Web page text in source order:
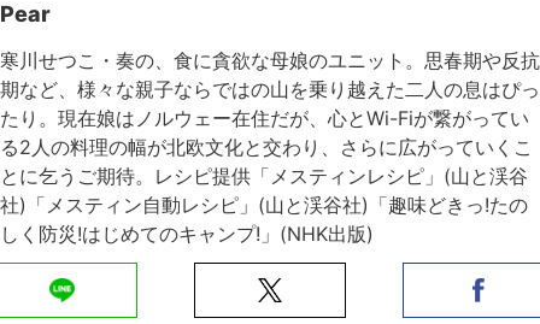
Pear
寒川せつこ・奏の、食に貪欲な母娘のユニット。思春期や反抗
期など、様々な親子ならではの山を乗り越えた二人の息はぴっ
たり。現在娘はノルウェー在住だが、心とWi-Fiが繋がってい
る2人の料理の幅が北欧文化と交わり、さらに広がっていくこ
とに乞うご期待。レシピ提供「メスティンレシピ」(山と渓谷
社)「メスティン自動レシピ」(山と渓谷社)「趣味どきっ!たの
しく防災!はじめてのキャンプ!」(NHK出版)